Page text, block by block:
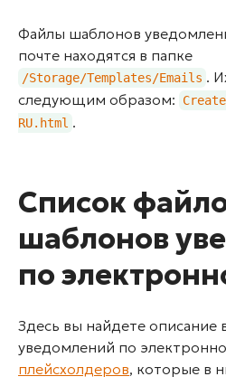
Файлы шаблонов
почте находятся в папке
/Storage/Templates/Emails .
следующим образом:
RU.html .
Список
шаблонов
по
Здесь вы найдете описание
уведомлений по
плейсхолдеров, которые в